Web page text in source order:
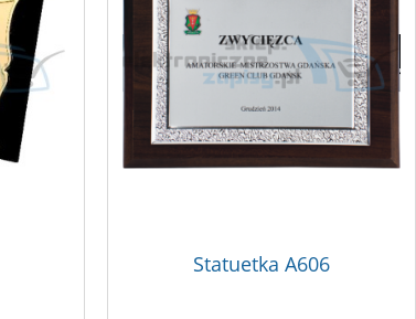
Statuetka A606